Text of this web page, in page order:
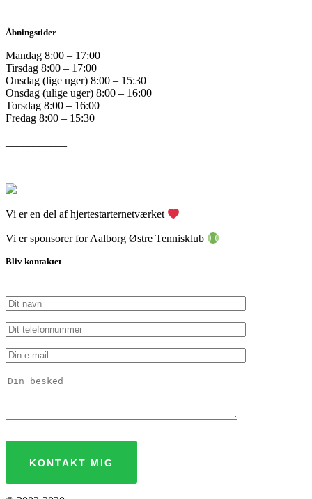
Åbningstider
Mandag 8:00 – 17:00
Tirsdag 8:00 – 17:00
Onsdag (lige uger) 8:00 – 15:30
Onsdag (ulige uger) 8:00 – 16:00
Torsdag 8:00 – 16:00
Fredag 8:00 – 15:30
Vi er en del af hjertestarternetværket
Vi er sponsorer for Aalborg Østre Tennisklub
Bliv kontaktet